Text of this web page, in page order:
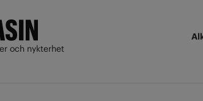
och nykterhet